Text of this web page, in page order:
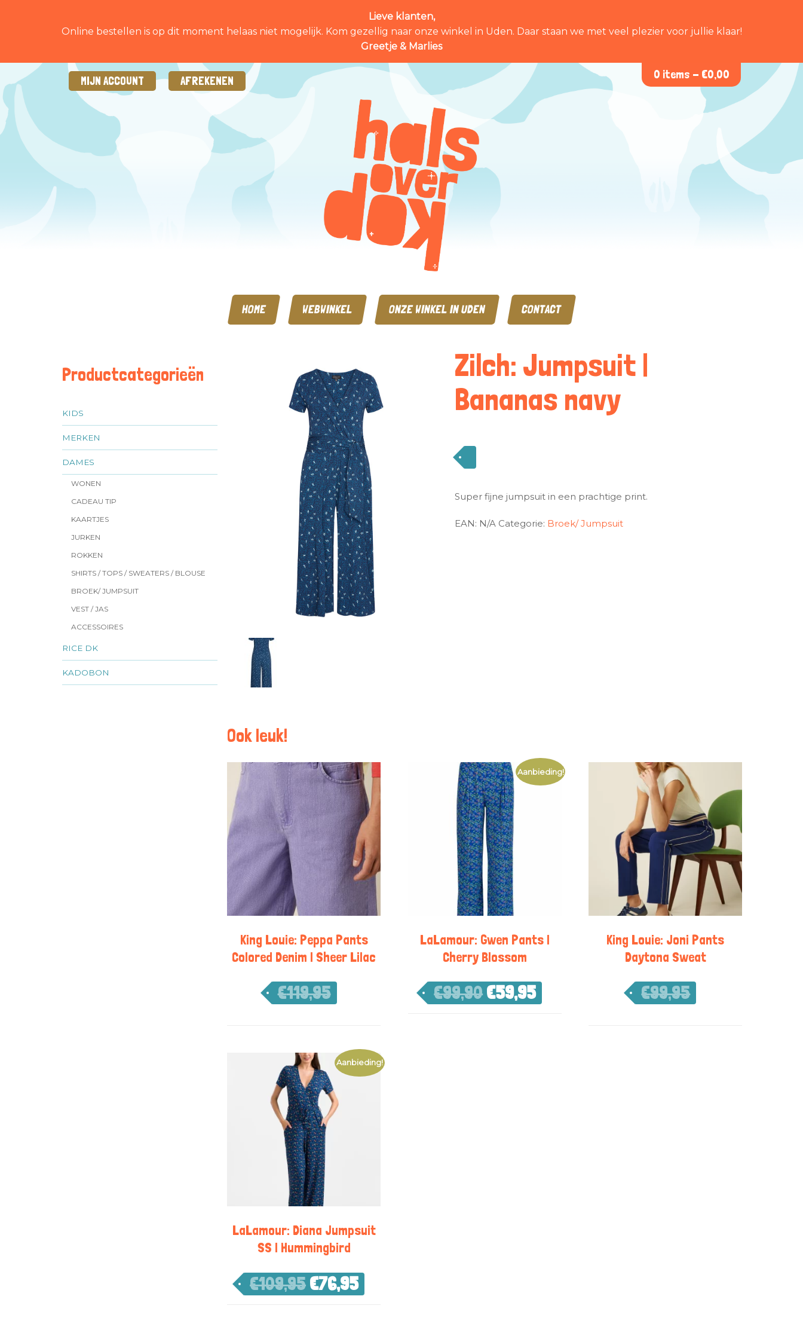
Lieve klanten,
Online bestellen is op dit moment helaas niet mogelijk. Kom gezellig naar onze winkel in Uden. Daar staan we met veel plezier voor jullie klaar!
Greetje & Marlies
MIJN ACCOUNT AFREKENEN 0 items - €0,00
HOME WEBWINKEL ONZE WINKEL IN UDEN CONTACT
Productcategorieën
KIDS
MERKEN
DAMES
WONEN
CADEAU TIP
KAARTJES
JURKEN
ROKKEN
SHIRTS / TOPS / SWEATERS / BLOUSE
BROEK/ JUMPSUIT
VEST / JAS
ACCESSOIRES
RICE DK
KADOBON
Zilch: Jumpsuit |
Bananas navy
Super fijne jumpsuit in een prachtige print.
EAN: N/A Categorie: Broek/ Jumpsuit
Ook leuk!
King Louie: Peppa Pants
Colored Denim | Sheer Lilac
€119,95
Aanbieding!
LaLamour: Gwen Pants |
Cherry Blossom
€99,90 €59,95
King Louie: Joni Pants
Daytona Sweat
€99,95
Aanbieding!
LaLamour: Diana Jumpsuit
SS | Hummingbird
€109,95 €76,95